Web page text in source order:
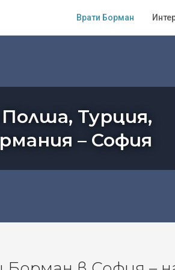
Врати Борман
Турция,
– София